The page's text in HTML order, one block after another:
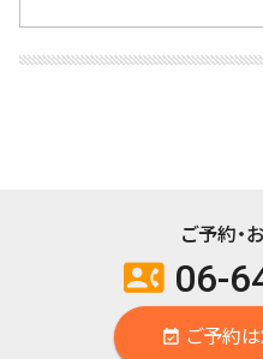
ご予約・
contact_phone 06-
event_available ご予約